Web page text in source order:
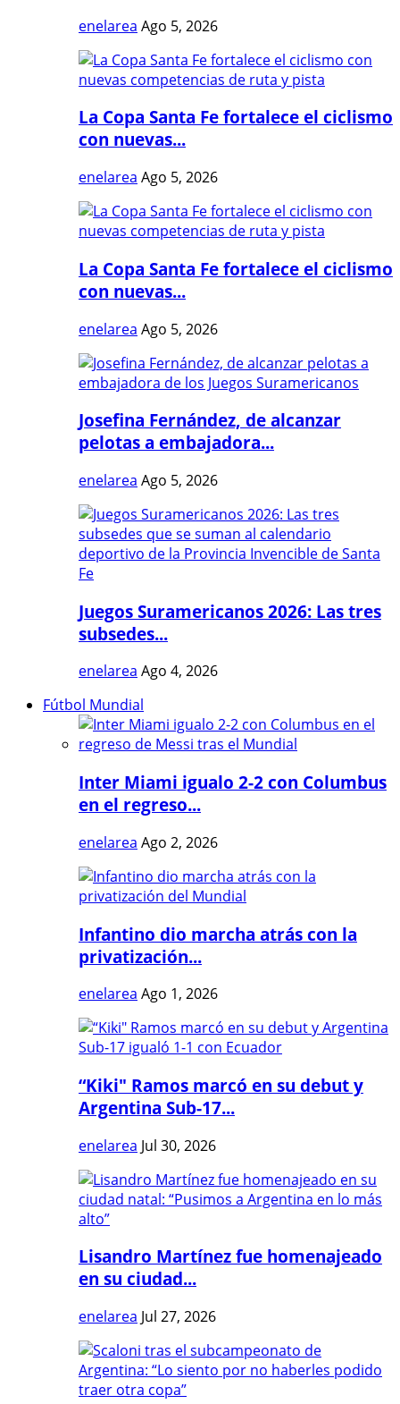
enelarea Ago 5, 2026
La Copa Santa Fe fortalece el ciclismo
con nuevas...
enelarea Ago 5, 2026
La Copa Santa Fe fortalece el ciclismo
con nuevas...
enelarea Ago 5, 2026
Josefina Fernández, de alcanzar
pelotas a embajadora...
enelarea Ago 5, 2026
Juegos Suramericanos 2026: Las tres
subsedes...
enelarea Ago 4, 2026
Fútbol Mundial
Inter Miami igualo 2-2 con Columbus
en el regreso...
enelarea Ago 2, 2026
Infantino dio marcha atrás con la
privatización...
enelarea Ago 1, 2026
“Kiki" Ramos marcó en su debut y
Argentina Sub-17...
enelarea Jul 30, 2026
Lisandro Martínez fue homenajeado
en su ciudad...
enelarea Jul 27, 2026